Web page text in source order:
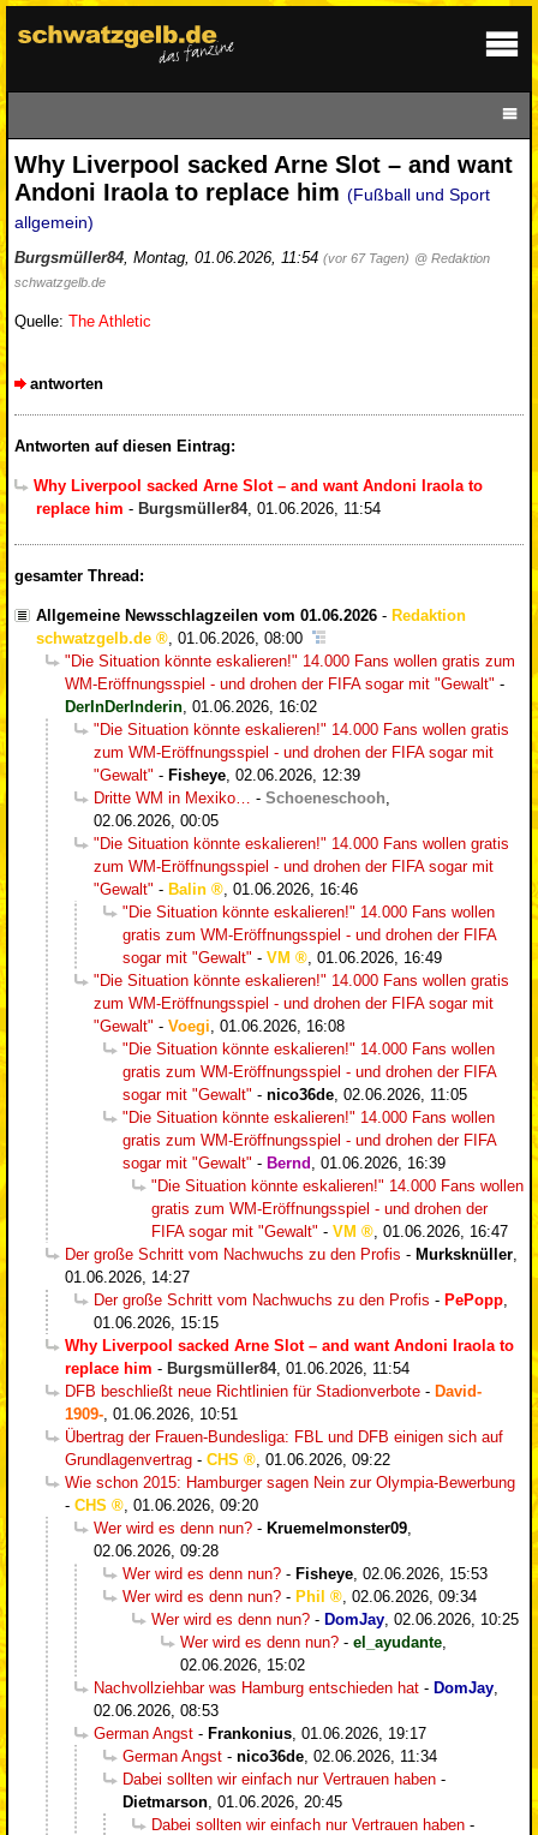
Why Liverpool sacked Arne Slot – and want
Andoni Iraola to replace him (Fußball und Sport
allgemein)
Burgsmüller84, Montag, 01.06.2026, 11:54 (vor 67 Tagen) @ Redaktion
schwatzgelb.de
Quelle: The Athletic
antworten
Antworten auf diesen Eintrag:
Why Liverpool sacked Arne Slot – and want Andoni Iraola to
replace him - Burgsmüller84, 01.06.2026, 11:54
gesamter Thread:
Allgemeine Newsschlagzeilen vom 01.06.2026 - Redaktion
schwatzgelb.de
01.06.2026, 08:00
"Die Situation könnte eskalieren!" 14.000 Fans wollen gratis zum
WM-Eröffnungsspiel - und drohen der FIFA sogar mit "Gewalt" -
DerInDerInderin 01.06.2026, 16:02
"Die Situation könnte eskalieren!" 14.000 Fans wollen gratis
zum WM-Eröffnungsspiel - und drohen der FIFA sogar mit
"Gewalt" - Fisheye 02.06.2026, 12:39
Dritte WM in Mexiko…
- Schoeneschooh
02.06.2026, 00:05
"Die Situation könnte eskalieren!" 14.000 Fans wollen gratis
zum WM-Eröffnungsspiel - und drohen der FIFA sogar mit
"Gewalt" - Balin
01.06.2026, 16:46
"Die Situation könnte eskalieren!" 14.000 Fans wollen
gratis zum WM-Eröffnungsspiel - und drohen der FIFA
sogar mit "Gewalt" - VM
01.06.2026, 16:49
"Die Situation könnte eskalieren!" 14.000 Fans wollen gratis
zum WM-Eröffnungsspiel - und drohen der FIFA sogar mit
"Gewalt" - Voegi 01.06.2026, 16:08
"Die Situation könnte eskalieren!" 14.000 Fans wollen
gratis zum WM-Eröffnungsspiel - und drohen der FIFA
sogar mit "Gewalt" - nico36de 02.06.2026, 11:05
"Die Situation könnte eskalieren!" 14.000 Fans wollen
gratis zum WM-Eröffnungsspiel - und drohen der FIFA
sogar mit "Gewalt" - Bernd
01.06.2026, 16:39
"Die Situation könnte eskalieren!" 14.000 Fans wollen
gratis zum WM-Eröffnungsspiel - und drohen der
FIFA sogar mit "Gewalt" - VM
01.06.2026, 16:47
Der große Schritt vom Nachwuchs zu den Profis - Murksknüller
01.06.2026, 14:27
Der große Schritt vom Nachwuchs zu den Profis - PePopp
01.06.2026, 15:15
Why Liverpool sacked Arne Slot – and want Andoni Iraola to
replace him - Burgsmüller84, 01.06.2026, 11:54
DFB beschließt neue Richtlinien für Stadionverbote - David-
1909- 01.06.2026, 10:51
Übertrag der Frauen-Bundesliga: FBL und DFB einigen sich auf
Grundlagenvertrag - CHS
01.06.2026, 09:22
Wie schon 2015: Hamburger sagen Nein zur Olympia-Bewerbung
- CHS
01.06.2026, 09:20
Wer wird es denn nun? - Kruemelmonster09
02.06.2026, 09:28
Wer wird es denn nun? - Fisheye 02.06.2026, 15:53
Wer wird es denn nun? - Phil
02.06.2026, 09:34
Wer wird es denn nun? - DomJay 02.06.2026, 10:25
Wer wird es denn nun? - el_ayudante
02.06.2026, 15:02
Nachvollziehbar was Hamburg entschieden hat - DomJay
02.06.2026, 08:53
German Angst - Frankonius 01.06.2026, 19:17
German Angst - nico36de 02.06.2026, 11:34
Dabei sollten wir einfach nur Vertrauen haben -
Dietmarson 01.06.2026, 20:45
Dabei sollten wir einfach nur Vertrauen haben -